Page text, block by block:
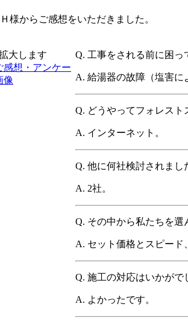
様からご感想をいただきました。
大します Q. 工事をされる前に困っ
A. 給湯器の故障（塩害に
Q. どうやってフォレス
A. インターネット。
Q. 他に何社検討されまし
A. 2社。
Q. その中から私たちを選
A. セット価格とスピード
Q. 施工の対応はいかがで
A. よかったです。